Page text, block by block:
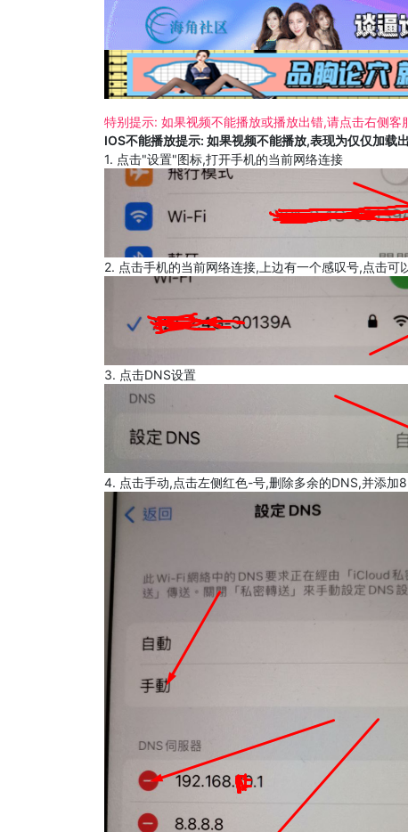
特别提示: 如果视频不能播放或播放出错,请点击右侧客
IOS不能播放提示: 如果视频不能播放,表现为仅仅加载
1. 点击"设置"图标,打开手机的当前网络连接
2. 点击手机的当前网络连接,上边有一个感叹号,点击可
3. 点击DNS设置
4. 点击手动,点击左侧红色-号,删除多余的DNS,并添加